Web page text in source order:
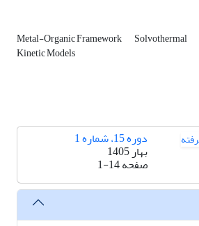
Metal-Organic Framework Solvothermal
Kinetic Models
دوره 15، شماره 1
بهار 1405
صفحه1-14